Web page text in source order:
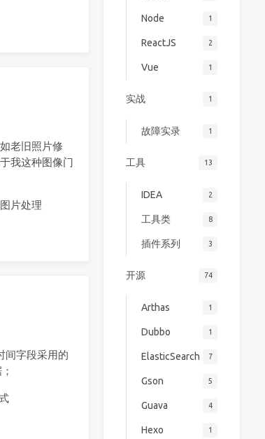
老旧照片修
我这种图像门
片处理
间字段采用的
Node 1
ReactJS 2
Vue 1
实战 1
故障实录 1
工具 13
IDEA 2
工具类 8
插件系列 3
开源 74
Arthas 1
Dubbo 1
ElasticSearch 7
Gson 5
Guava 4
Hexo 1